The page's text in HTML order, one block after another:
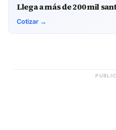
Llega a más de 200 mil
Cotizar →